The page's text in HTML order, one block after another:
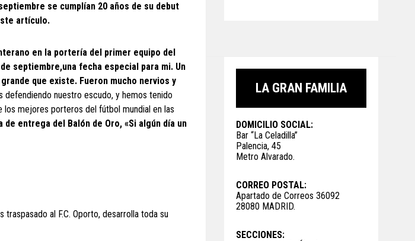
se cumplían 20 años de su debut
artículo.
en la portería del primer equipo del
de septiembre,una fecha especial para mi. Un
que existe. Fueron mucho nervios y
nuestro escudo, y hemos tenido
los mejores porteros del fútbol mundial en las
entrega del Balón de Oro, «Si algún día un
traspasado al F.C. Oporto, desarrolla toda su
LA GRAN FAMILIA
DOMICILIO SOCIAL:
Bar “La Celadilla”
Palencia, 45
Metro Alvarado.
CORREO POSTAL:
Apartado de Correos 36092
28080 MADRID.
SECCIONES: